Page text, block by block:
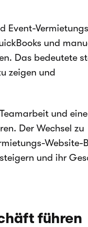
Event-
und
Das bedeutete
zeigen und
und eine
Der Wechsel zu
Website-
und ihr
führen